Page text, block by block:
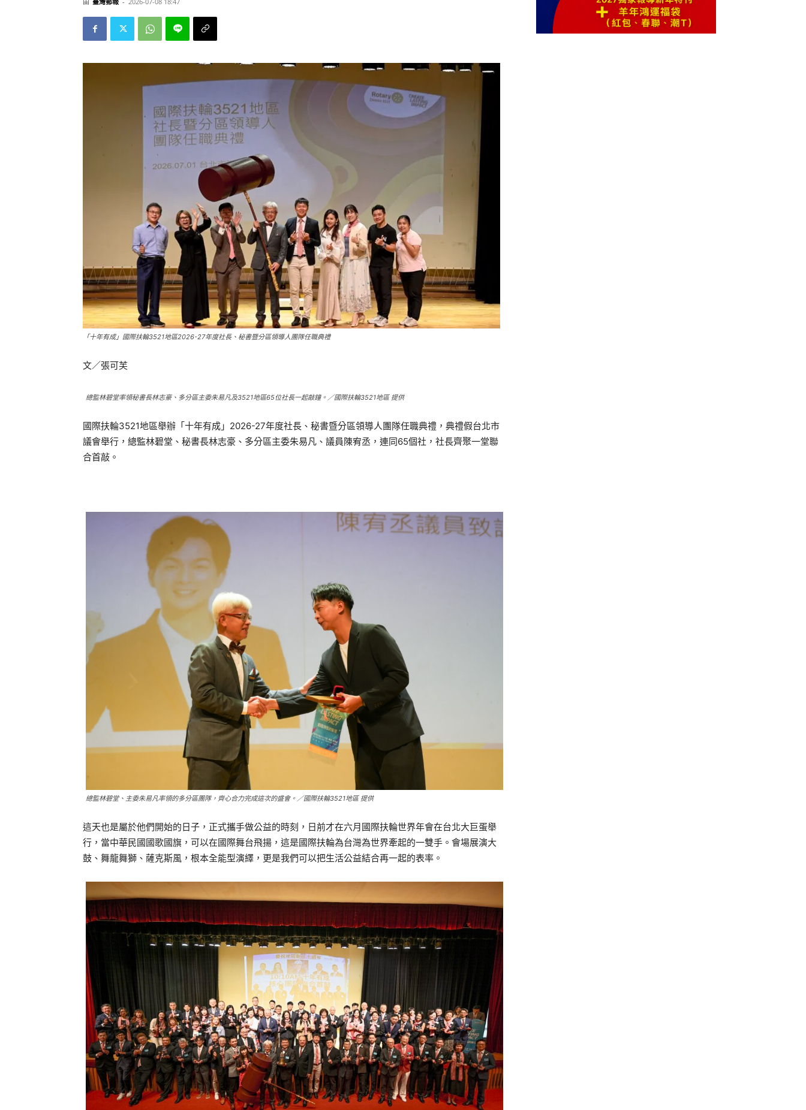
「十年有成」國際扶輪3521地區2026-27年度社長、秘書暨分區領導人團隊任職典禮
文／張可芙
總監林碧堂率領秘書長林志豪、多分區主委朱易凡及3521地區65位社長一起敲鐘。／國際扶輪3521地區 提供
國際扶輪3521地區舉辦「十年有成」2026-27年度社長、秘書暨分區領導人團隊任職典禮，典禮假台北市
議會舉行，總監林碧堂、秘書長林志豪、多分區主委朱易凡、議員陳宥丞，連同65個社，社長齊聚一堂聯
合首敲。
總監林碧堂、主委朱易凡率領的多分區團隊，齊心合力完成這次的盛會。／國際扶輪3521地區 提供
這天也是屬於他們開始的日子，正式攜手做公益的時刻，日前才在六月國際扶輪世界年會在台北大巨蛋舉
行，當中華民國國歌國旗，可以在國際舞台飛揚，這是國際扶輪為台灣為世界牽起的一雙手。會場展演大
鼓、舞龍舞獅、薩克斯風，根本全能型演繹，更是我們可以把生活公益結合再一起的表率。